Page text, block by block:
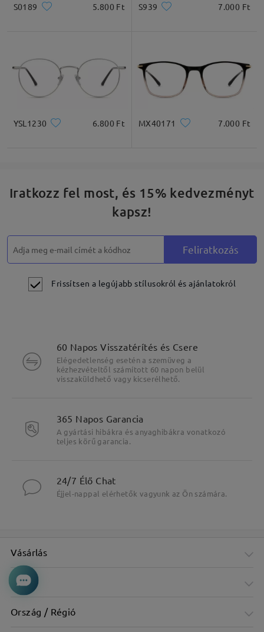
S0189 5.800 Ft S939 7.000 Ft
YSL1230 6.800 Ft MX40171 7.000 Ft
Iratkozz fel most, és 15% kedvezményt
kapsz!
Feliratkozás
Frissítsen a legújabb stílusokról és ajánlatokról
60 Napos Visszatérítés és Csere
Elégedetlenség esetén a szemüveg a
kézhezvételtől számított 60 napon belül
visszaküldhető vagy kicserélhető.
365 Napos Garancia
A gyártási hibákra és anyaghibákra vonatkozó
teljes körű garancia.
24/7 Élő Chat
Éjjel-nappal elérhetők vagyunk az Ön számára.
Vásárlás
Cég
Ország / Régió